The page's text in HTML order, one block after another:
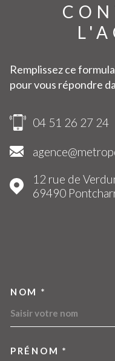
Remplissez ce
pour vous répondre
04 51 26 27 24
12 rue de
69490
NOM *
PRÉNOM *